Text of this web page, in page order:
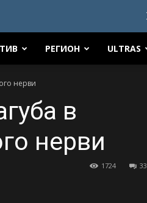
РЕГИОН ULTRAS
нерви
в
нерви
33
1724